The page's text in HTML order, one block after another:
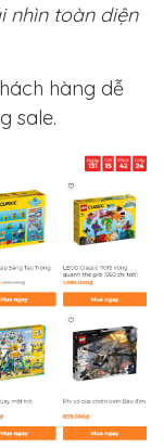
nhìn toàn diện
hàng dễ
sale.